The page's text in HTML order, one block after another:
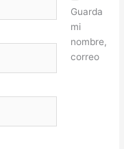
Guarda
mi
nombre,
correo